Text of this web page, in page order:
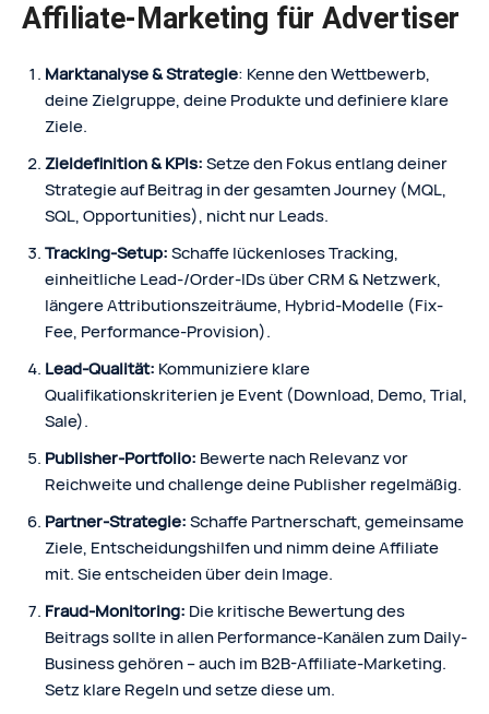
Affiliate-Marketing für Advertiser
Marktanalyse & Strategie: Kenne den Wettbewerb,
deine Zielgruppe, deine Produkte und definiere klare
Ziele.
Zieldefinition & KPIs:Setze den Fokus entlang deiner
Strategie auf Beitrag in der gesamten Journey (MQL,
SQL, Opportunities), nicht nur Leads.
Tracking‑Setup:Schaffe lückenloses Tracking,
einheitliche Lead‑/Order‑IDs über CRM & Netzwerk,
längere Attributionszeiträume, Hybrid‑Modelle (Fix-
Fee, Performance-Provision).
Lead‑Qualität: Kommuniziere klare
Qualifikationskriterien je Event (Download, Demo, Trial,
Sale).
Publisher‑Portfolio: Bewerte nach Relevanz vor
Reichweite und challenge deine Publisher regelmäßig.
Partner‑Strategie:Schaffe Partnerschaft, gemeinsame
Ziele, Entscheidungshilfen und nimm deine Affiliate
mit. Sie entscheiden über dein Image.
Fraud‑Monitoring: Die kritische Bewertung des
Beitrags sollte in allen Performance-Kanälen zum Daily-
Business gehören – auch im B2B-Affiliate-Marketing.
Setz klare Regeln und setze diese um.